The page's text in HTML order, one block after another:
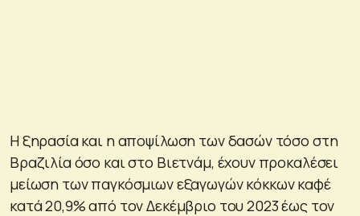
Η ξηρασία και η αποψίλωση των δασών τόσο στη
Βραζιλία όσο και στο Βιετνάμ, έχουν προκαλέσει
μείωση των παγκόσμιων εξαγωγών κόκκων καφέ
κατά 20,9% από τον Δεκέμβριο του 2023 έως τον